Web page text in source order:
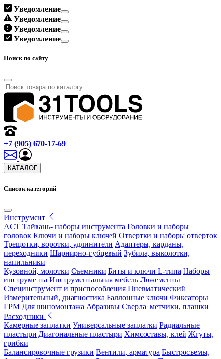
Уведомление
Уведомление
Уведомление
Уведомление
Поиск по сайту
+7 (905) 670-17-69
КАТАЛОГ
Список категорий
Инструмент
ACT Тайвань- наборы инструмента Головки и наборы
головок Ключи и наборы ключей Отвертки и наборы отверток
Трещотки, воротки, удлинители Адаптеры, карданы,
переходники Шарнирно-губцевый Зубила, выколотки,
напильники
Кузовной, молотки Съемники Биты и ключи L-типа Наборы
инструмента Инструментальная мебель Ложементы
Специнструмент и приспособления Пневматический
Измерительный, диагностика Баллонные ключи Фиксаторы
ГРМ Для шиномонтажа Абразивы Сверла, метчики, плашки
Расходники
Камерные заплатки Универсальные заплатки Радиальные
пластыри Диагональные пластыри Химсоставы, клей Жгуты,
грибки
Балансировочные грузики Вентили, арматура Быстросъемы,